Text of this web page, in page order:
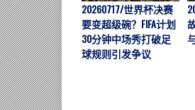
20260717/世界杯决赛
要变超级碗？FIFA计划
30分钟中场秀打破足
球规则引发争议